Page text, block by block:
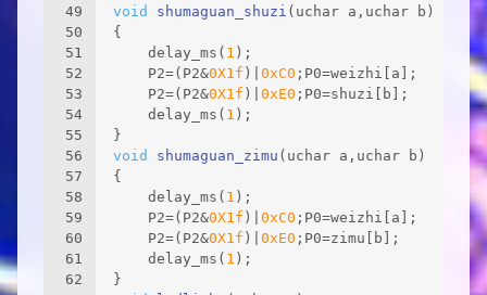
49
50
51
52
53
54
55
56
57
58
59
60
61
62
void
shumaguan_shuzi (uchar a,uchar b)
{
	delay_ms(
1 );
	P2=(P2&
0X1f )| 0xC0 ;P0=weizhi[a];
	P2=(P2&
0X1f )| 0xE0 ;P0=shuzi[b];
	delay_ms(
1 );
}
void
shumaguan_zimu (uchar a,uchar b)
{
	delay_ms(
1 );
	P2=(P2&
0X1f )| 0xC0 ;P0=weizhi[a];
	P2=(P2&
0X1f )| 0xE0 ;P0=zimu[b];
	delay_ms(
1 );
}